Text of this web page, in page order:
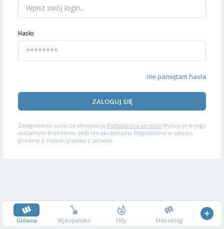
Hasło
nie pamiętam hasła
ZALOGUJ SIĘ
Zalogowanie oznacza akceptację Regulaminu serwisu Wykop.pl w jego
aktualnym brzmieniu. Jeśli nie akceptujesz Regulaminu w całości,
prosimy o niekorzystanie z serwisu.
Główna Wykopalisko Hity Mikroblog